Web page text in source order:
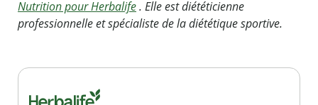
Nutrition pour Herbalife. Elle est diététicienne
professionnelle et spécialiste de la diététique sportive.